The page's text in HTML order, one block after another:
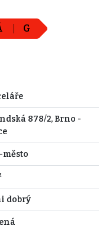
G
878/2, Brno -
dobrý